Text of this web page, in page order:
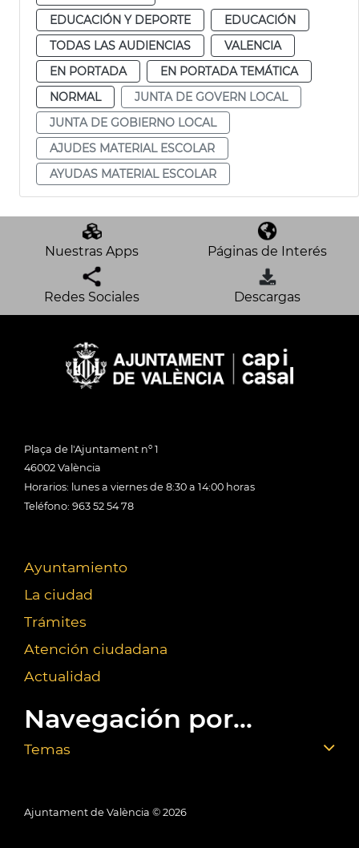
EDUCACIÓN Y DEPORTE
EDUCACIÓN
TODAS LAS AUDIENCIAS
VALENCIA
EN PORTADA
EN PORTADA TEMÁTICA
NORMAL
JUNTA DE GOVERN LOCAL
JUNTA DE GOBIERNO LOCAL
AJUDES MATERIAL ESCOLAR
AYUDAS MATERIAL ESCOLAR
Nuestras Apps Páginas de Interés
Redes Sociales Descargas
Plaça de l'Ajuntament nº 1
46002 València
Horarios: lunes a viernes de 8:30 a 14:00 horas
Teléfono: 963 52 54 78
Ayuntamiento
La ciudad
Trámites
Atención ciudadana
Actualidad
Navegación por...
Temas
Ajuntament de València © 2026